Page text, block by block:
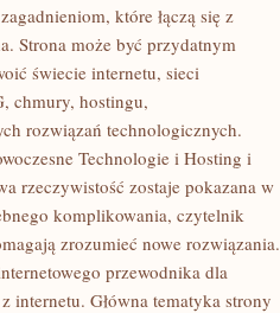
które łączą się z
Strona może być przydatnym
świecie internetu, sieci
chmury, hostingu,
rozwiązań technologicznych.
Technologie i Hosting i
rzeczywistość zostaje pokazana w
komplikowania, czytelnik
zrozumieć nowe rozwiązania.
przewodnika dla
internetu. Główna tematyka strony